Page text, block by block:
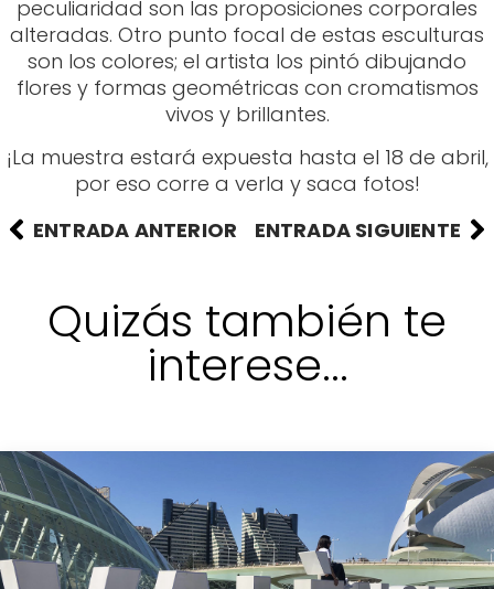
peculiaridad son las proposiciones corporales
alteradas. Otro punto focal de estas esculturas
son los colores; el artista los pintó dibujando
flores y formas geométricas con cromatismos
vivos y brillantes.
¡La muestra estará expuesta hasta el 18 de abril,
por eso corre a verla y saca fotos!
ENTRADA ANTERIOR
ENTRADA SIGUIENTE
Quizás también te
interese...